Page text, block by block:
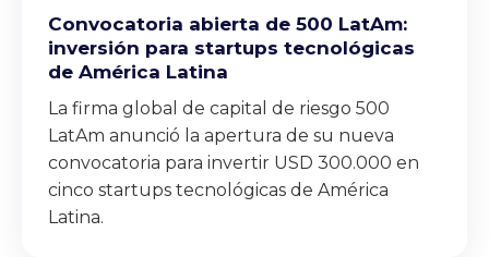
Convocatoria abierta de 500 LatAm:
inversión para startups tecnológicas
de América Latina
La firma global de capital de riesgo 500
LatAm anunció la apertura de su nueva
convocatoria para invertir USD 300.000 en
cinco startups tecnológicas de América
Latina.